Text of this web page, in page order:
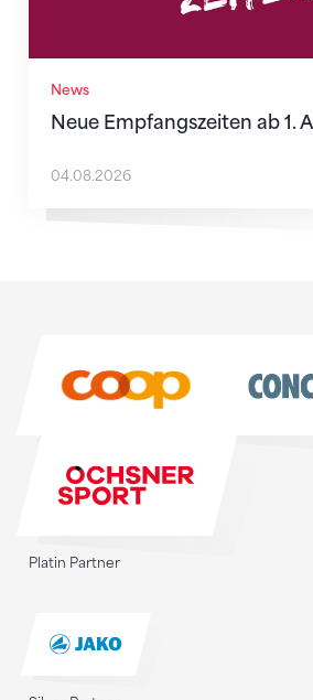
News
Neue Empfangszeiten ab 1.
04.08.2026
Platin Partner